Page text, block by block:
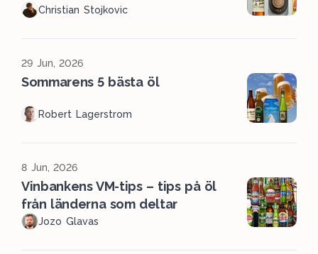
Christian Stojkovic
29 Jun, 2026
Sommarens 5 bästa öl
Robert Lagerstrom
8 Jun, 2026
Vinbankens VM-tips – tips på öl
från länderna som deltar
Jozo Glavas